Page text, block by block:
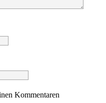
Kommentaren